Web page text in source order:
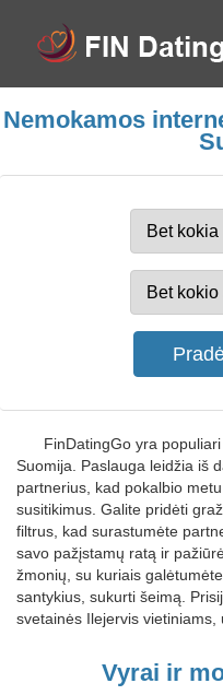
Nemokamos
FinDatingGo yra
Suomija. Paslauga leidžia iš
partnerius, kad pokalbio
susitikimus. Galite pridėti
filtrus, kad surastumėte
savo pažįstamų ratą ir
žmonių, su kuriais
santykius, sukurti šeimą.
svetainės Ilejervis vietiniams,
Vyrai ir